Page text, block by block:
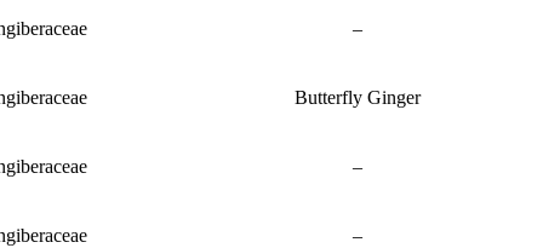
–
Butterfly Ginger
–
–